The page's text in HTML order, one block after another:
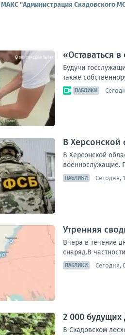
МАКС "Администрация Скадовского
«Оставаться
Будучи
также
ПАБЛИКИ
В Херсонской
В Херсонской
военнослужащие.
ПАБЛИКИ Сегодня,
Утренняя
Вчера в течение
снаряд.В
ПАБЛИКИ Сегодня,
2 000 будущих
В Скадовском